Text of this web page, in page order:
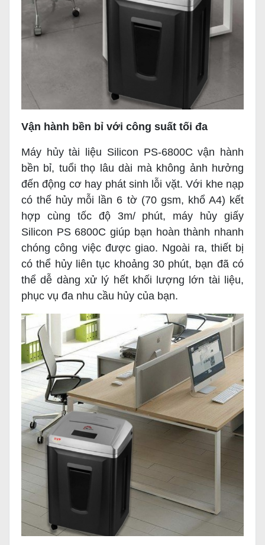
Vận hành bền bỉ với công suất tối đa
Máy hủy tài liệu Silicon PS-6800C vận hành
bền bỉ, tuổi thọ lâu dài mà không ảnh hưởng
đến động cơ hay phát sinh lỗi vặt. Với khe nạp
có thể hủy mỗi lần 6 tờ (70 gsm, khổ A4) kết
hợp cùng tốc độ 3m/ phút, máy hủy giấy
Silicon PS 6800C giúp bạn hoàn thành nhanh
chóng công việc được giao. Ngoài ra, thiết bị
có thể hủy liên tục khoảng 30 phút, bạn đã có
thể dễ dàng xử lý hết khối lượng lớn tài liệu,
phục vụ đa nhu cầu hủy của bạn.